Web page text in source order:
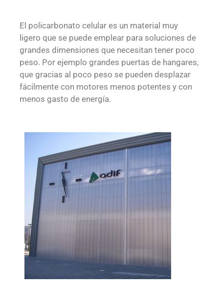
El policarbonato celular es un material muy
ligero que se puede emplear para soluciones de
grandes dimensiones que necesitan tener poco
peso. Por ejemplo grandes puertas de hangares,
que gracias al poco peso se pueden desplazar
fácilmente con motores menos potentes y con
menos gasto de energía.